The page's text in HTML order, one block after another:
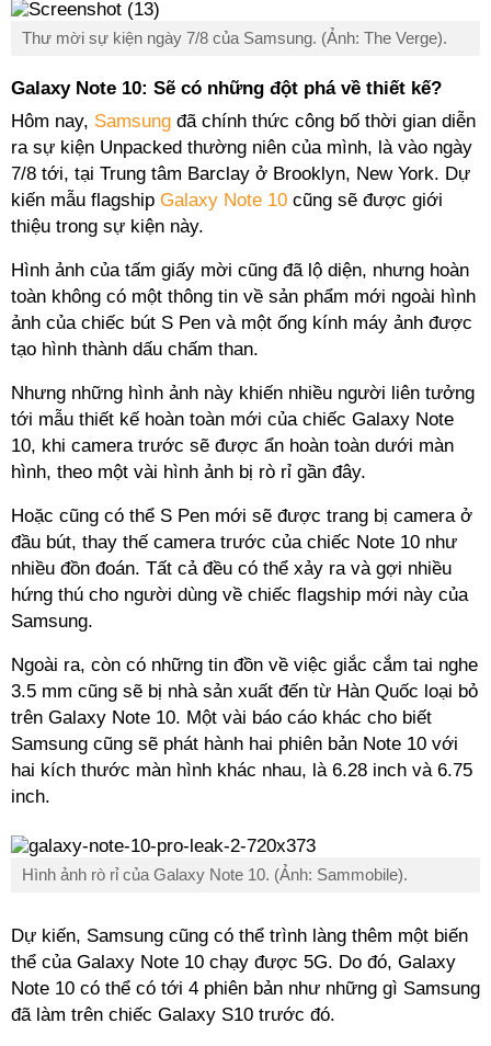
Thư mời sự kiện ngày 7/8 của Samsung. (Ảnh: The Verge).
Galaxy Note 10: Sẽ có những đột phá về thiết kế?
Hôm nay, Samsung đã chính thức công bố thời gian diễn
ra sự kiện Unpacked thường niên của mình, là vào ngày
7/8 tới, tại Trung tâm Barclay ở Brooklyn, New York. Dự
kiến mẫu flagship Galaxy Note 10 cũng sẽ được giới
thiệu trong sự kiện này.
Hình ảnh của tấm giấy mời cũng đã lộ diện, nhưng hoàn
toàn không có một thông tin về sản phẩm mới ngoài hình
ảnh của chiếc bút S Pen và một ống kính máy ảnh được
tạo hình thành dấu chấm than.
Nhưng những hình ảnh này khiến nhiều người liên tưởng
tới mẫu thiết kế hoàn toàn mới của chiếc Galaxy Note
10, khi camera trước sẽ được ẩn hoàn toàn dưới màn
hình, theo một vài hình ảnh bị rò rỉ gần đây.
Hoặc cũng có thể S Pen mới sẽ được trang bị camera ở
đầu bút, thay thế camera trước của chiếc Note 10 như
nhiều đồn đoán. Tất cả đều có thể xảy ra và gợi nhiều
hứng thú cho người dùng về chiếc flagship mới này của
Samsung.
Ngoài ra, còn có những tin đồn về việc giắc cắm tai nghe
3.5 mm cũng sẽ bị nhà sản xuất đến từ Hàn Quốc loại bỏ
trên Galaxy Note 10. Một vài báo cáo khác cho biết
Samsung cũng sẽ phát hành hai phiên bản Note 10 với
hai kích thước màn hình khác nhau, là 6.28 inch và 6.75
inch.
Hình ảnh rò rỉ của Galaxy Note 10. (Ảnh: Sammobile).
Dự kiến, Samsung cũng có thể trình làng thêm một biến
thể của Galaxy Note 10 chạy được 5G. Do đó, Galaxy
Note 10 có thể có tới 4 phiên bản như những gì Samsung
đã làm trên chiếc Galaxy S10 trước đó.